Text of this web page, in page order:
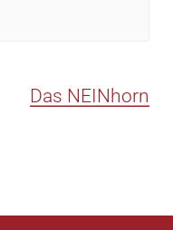
Das NEINhorn